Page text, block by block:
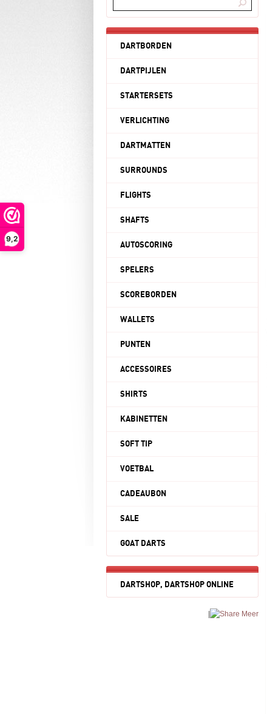
9,2
DARTBORDEN
DARTPIJLEN
STARTERSETS
VERLICHTING
DARTMATTEN
SURROUNDS
FLIGHTS
SHAFTS
AUTOSCORING
SPELERS
SCOREBORDEN
WALLETS
PUNTEN
ACCESSOIRES
SHIRTS
KABINETTEN
SOFT TIP
VOETBAL
CADEAUBON
SALE
GOAT DARTS
DARTSHOP, DARTSHOP ONLINE
Meer